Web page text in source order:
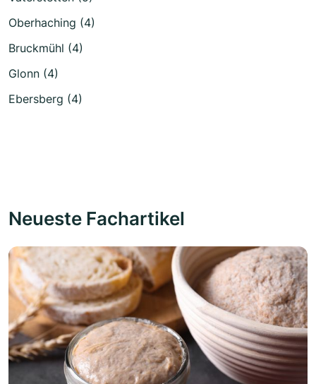
Oberhaching (4)
Bruckmühl (4)
Glonn (4)
Ebersberg (4)
Neueste Fachartikel